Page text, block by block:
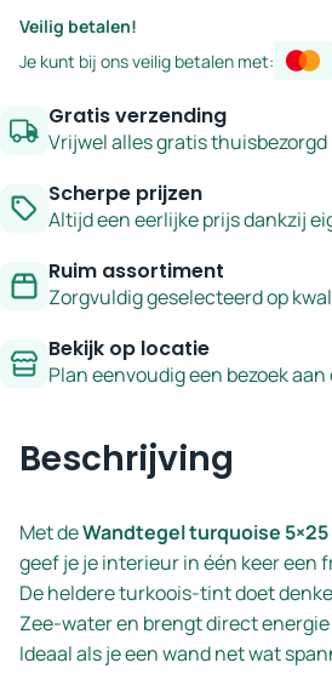
5x25
-
serie
San
aantal
Veilig betalen!
Je kunt bij ons veilig betalen met:
Gratis verzending
Vrijwel alles gratis thuisbezorgd
Scherpe prijzen
Altijd een eerlijke prijs dankzij
Ruim assortiment
Zorgvuldig geselecteerd op
Bekijk op locatie
Plan eenvoudig een bezoek
Beschrijving
Met deWandtegel turquoise 5×25
geef je je interieur in één keer een
De heldere turkoois-tint doet
Zee-water en brengt direct
Ideaal als je een wand net wat